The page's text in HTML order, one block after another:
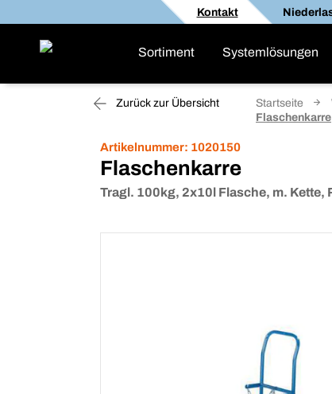
Kontakt
Sortiment Systemlösungen
Zurück zur Übersicht Startseite
Flaschenkarre
Artikelnummer: 1020150
Flaschenkarre
Tragl. 100kg, 2x10l Flasche, m.